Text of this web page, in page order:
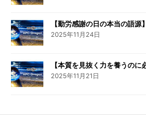
【勤労感謝の日の本当の語源】
2025年11月24日
【本質を見抜く力を養うのに
2025年11月21日